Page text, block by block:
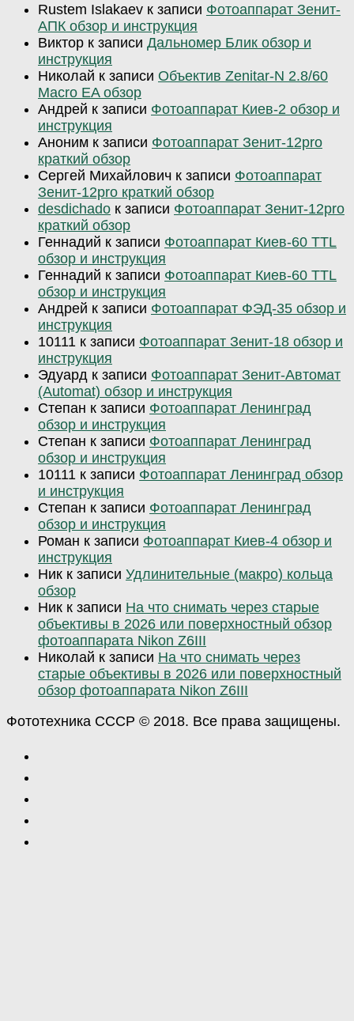
Rustem Islakaev к записи Фотоаппарат Зенит-
АПК обзор и инструкция
Виктор к записи Дальномер Блик обзор и
инструкция
Николай к записи Объектив Zenitar-N 2.8/60
Macro EA обзор
Андрей к записи Фотоаппарат Киев-2 обзор и
инструкция
Аноним к записи Фотоаппарат Зенит-12pro
краткий обзор
Сергей Михайлович к записи Фотоаппарат
Зенит-12pro краткий обзор
desdichado к записи Фотоаппарат Зенит-12pro
краткий обзор
Геннадий к записи Фотоаппарат Киев-60 TTL
обзор и инструкция
Геннадий к записи Фотоаппарат Киев-60 TTL
обзор и инструкция
Андрей к записи Фотоаппарат ФЭД-35 обзор и
инструкция
10111 к записи Фотоаппарат Зенит-18 обзор и
инструкция
Эдуард к записи Фотоаппарат Зенит-Автомат
(Automat) обзор и инструкция
Степан к записи Фотоаппарат Ленинград
обзор и инструкция
Степан к записи Фотоаппарат Ленинград
обзор и инструкция
10111 к записи Фотоаппарат Ленинград обзор
и инструкция
Степан к записи Фотоаппарат Ленинград
обзор и инструкция
Роман к записи Фотоаппарат Киев-4 обзор и
инструкция
Ник к записи Удлинительные (макро) кольца
обзор
Ник к записи На что снимать через старые
объективы в 2026 или поверхностный обзор
фотоаппарата Nikon Z6III
Николай к записи На что снимать через
старые объективы в 2026 или поверхностный
обзор фотоаппарата Nikon Z6III
Фототехника СССР © 2018. Все права защищены.